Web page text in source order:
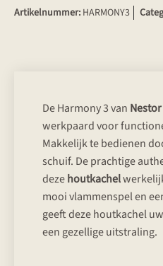
Artikelnummer: HARMONY3
De Harmony 3 van
werkpaard voor
Makkelijk te bedienen
schuif. De prachtige
dezehoutkachel
mooi vlammenspel en
geeft deze houtkachel
een gezellige uitstraling.